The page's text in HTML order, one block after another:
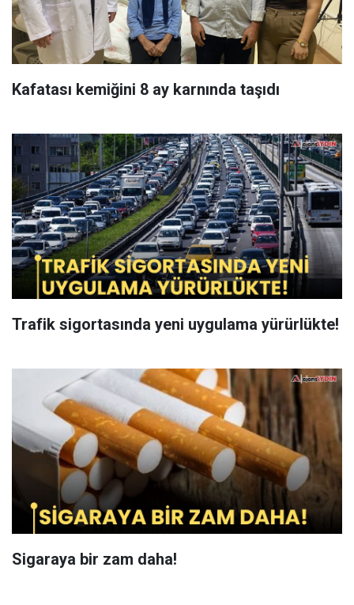
Kafatası kemiğini 8 ay karnında taşıdı
Trafik sigortasında yeni uygulama yürürlükte!
Sigaraya bir zam daha!